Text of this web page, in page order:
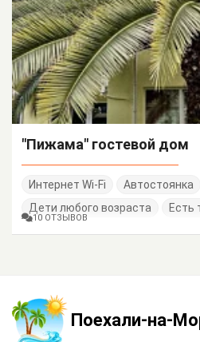
"Пижама" гостевой дом
Интернет Wi-Fi Автостоянка
Дети любого возраста
Есть
10 ОТЗЫВОВ
Поехали-на-